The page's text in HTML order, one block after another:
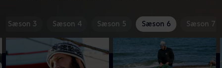
Sæson 3 Sæson 4 Sæson 5 Sæson 6 Sæson 7